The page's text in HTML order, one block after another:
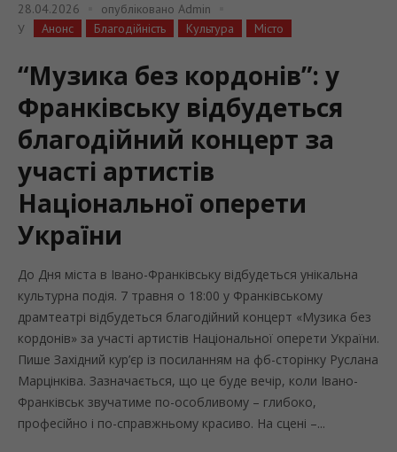
28.04.2026 опубліковано Admin
У
Анонс Благодійність Культура Місто
“Музика без кордонів”: у
Франківську відбудеться
благодійний концерт за
участі артистів
Національної оперети
України
До Дня міста в Івано-Франківську відбудеться унікальна
культурна подія. 7 травня о 18:00 у Франківському
драмтеатрі відбудеться благодійний концерт «Музика без
кордонів» за участі артистів Національної оперети України.
Пише Західний кур’єр із посиланням на фб-сторінку Руслана
Марцінківа. Зазначається, що це буде вечір, коли Івано-
Франківськ звучатиме по-особливому – глибоко,
професійно і по-справжньому красиво. На сцені –...